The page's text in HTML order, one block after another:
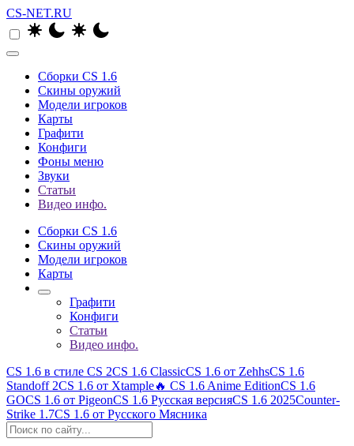
CS-NET.RU
Сборки CS 1.6
Скины оружий
Модели игроков
Карты
Графити
Конфиги
Фоны меню
Звуки
Статьи
Видео инфо.
Сборки CS 1.6
Скины оружий
Модели игроков
Карты
Графити
Конфиги
Статьи
Видео инфо.
CS 1.6 в стиле CS 2CS 1.6 ClassicCS 1.6 от ZehhsCS 1.6
Standoff 2CS 1.6 от Xtample🔥 CS 1.6 Anime EditionCS 1.6
GOCS 1.6 от PigeonCS 1.6 Русская версияCS 1.6 2025Counter-
Strike 1.7CS 1.6 от Русского Мясника